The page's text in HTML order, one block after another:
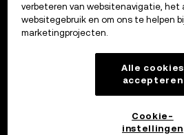
verbeteren van websitenavigatie, het
websitegebruik en om ons te helpen
marketingprojecten.
Alle cookies
accepteren
Cookie-
instellingen